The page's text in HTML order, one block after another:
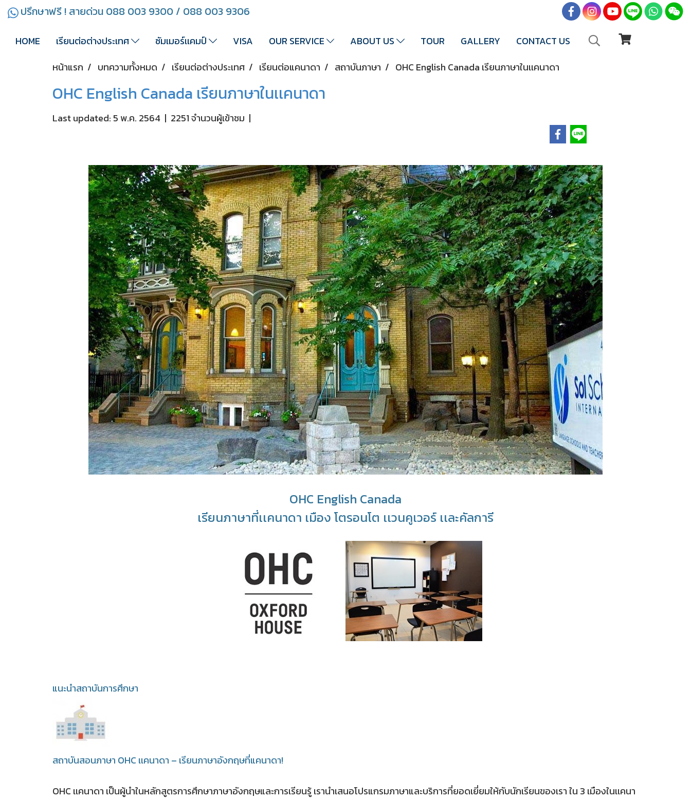
ปรึกษาฟรี ! สายด่วน 088 003 9300 / 088 003 9306
HOME เรียนต่อต่างประเทศ ซัมเมอร์เเคมป์ VISA OUR SERVICE ABOUT US TOUR GALLERY
CONTACT US
หน้าแรก
บทความทั้งหมด เรียนต่อต่างประเทศ เรียนต่อแคนาดา สถาบันภาษา OHC English Canada เรียนภาษาในเเคนาดา
OHC English Canada เรียนภาษาในเเคนาดา
Last updated: 5 พ.ค. 2564 | 2251 จำนวนผู้เข้าชม |
OHC English Canada
เรียนภาษาที่เเคนาดา เมือง โตรอนโต เเวนคูเวอร์ เเละคัลการี
แนะนำสถาบันการศึกษา
สถาบันสอนภาษา OHC เเคนาดา – เรียนภาษาอังกฤษที่แคนาดา!
OHC เเคนาดา เป็นผู้นำในหลักสูตรการศึกษาภาษาอังกฤษและการเรียนรู้ เรานำเสนอโปรแกรมภาษาและบริการที่ยอดเยี่ยมให้กับนักเรียนของเรา ใน 3 เมืองในเเคนา